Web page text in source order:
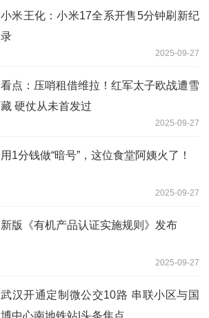
小米王化：小米17全系开售5分钟刷新纪
录
2025-09-27
看点：压哨租借维拉！红军太子欧战遭雪
藏 硬仗从未首发过
2025-09-27
用1分钱做“暗号”，这位食堂阿姨火了！
2025-09-27
新版《有机产品认证实施规则》发布
2025-09-27
武汉开通定制微公交10路 串联小区与国
博中心南地铁站|头条焦点